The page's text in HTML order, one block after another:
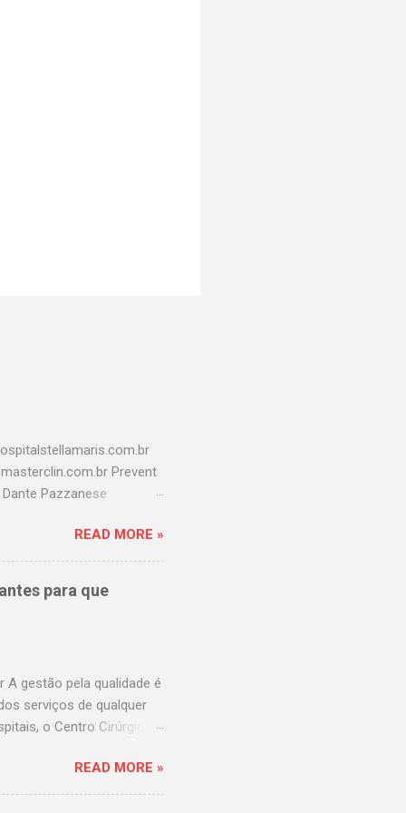
Prevent
Pazzanese
Hospital america
Hospital Samaritano
São Cristovão
READ MORE »
para que
gestão pela qualidade é
serviços de qualquer
o Centro Cirúrgico
importantíssimo Centro
movimento? Tenho o
READ MORE »